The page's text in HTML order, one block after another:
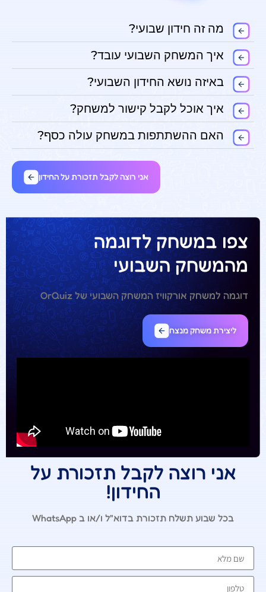
מה זה חידון שבועי?
איך המשחק השבועי עובד?
באיזה נושא החידון השבועי?
איך אוכל לקבל קישור למשחק?
האם ההשתתפות במשחק עולה כסף?
אני רוצה לקבל תזכורת על החידון
צפו במשחק לדוגמה
מהמשחק השבועי
דוגמה למשחק אורקוויז המשחק השבועי של OrQuiz
ליצירת משחק מנצח
אני רוצה לקבל תזכורת על
החידון!
בכל שבוע תשלח תזכורת בדוא"ל ו/או ב WhatsApp